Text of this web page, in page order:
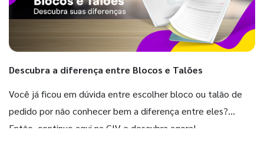
Descubra a diferença entre Blocos e Talões
Você já ficou em dúvida entre escolher bloco ou talão de
pedido por não conhecer bem a diferença entre eles?
Então, continue aqui na GIV e descubra agora!